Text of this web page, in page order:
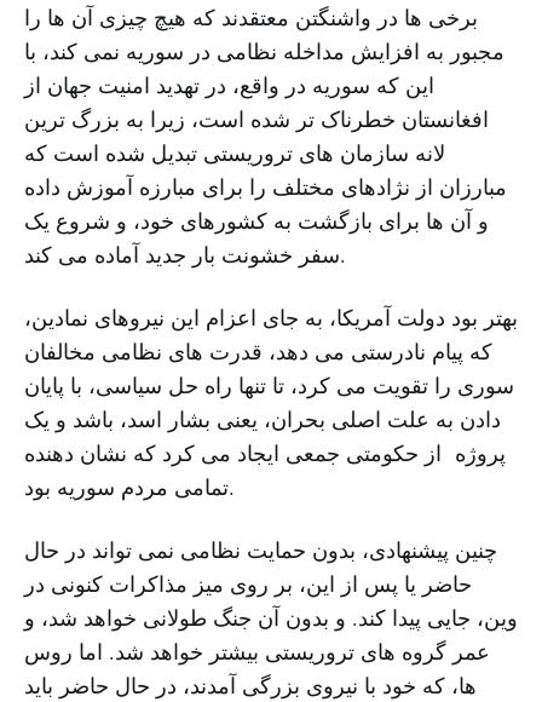
برخی ها در واشنگتن معتقدند که هیچ چیزی آن ها را
مجبور به افزایش مداخله نظامی در سوریه نمی کند، با
این که سوریه در واقع، در تهدید امنیت جهان از
افغانستان خطرناک تر شده است، زیرا به بزرگ ترین
لانه سازمان های تروریستی تبدیل شده است که
مبارزان از نژادهای مختلف را برای مبارزه آموزش داده
و آن ها برای بازگشت به کشورهای خود، و شروع یک
سفر خشونت بار جدید آماده می کند.
بهتر بود دولت آمریکا، به جای اعزام این نیروهای نمادین،
که پیام نادرستی می دهد، قدرت های نظامی مخالفان
سوری را تقویت می کرد، تا تنها راه حل سیاسی، با پایان
دادن به علت اصلی بحران، یعنی بشار اسد، باشد و یک
پروژه از حکومتی جمعی ایجاد می کرد که نشان دهنده
تمامی مردم سوریه بود.
چنین پیشنهادی، بدون حمایت نظامی نمی تواند در حال
حاضر یا پس از این، بر روی میز مذاکرات کنونی در
وین، جایی پیدا کند. و بدون آن جنگ طولانی خواهد شد، و
عمر گروه های تروریستی بیشتر خواهد شد. اما روس
ها، که خود با نیروی بزرگی آمدند، در حال حاضر باید